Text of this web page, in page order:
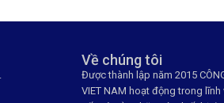
Về chúng tôi
Được thành lập năm 2015
VIET NAM hoạt động trong